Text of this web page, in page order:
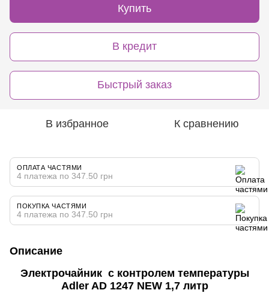
Купить
В кредит
Быстрый заказ
В избранное К сравнению
ОПЛАТА ЧАСТЯМИ
4 платежа по 347.50 грн
ПОКУПКА ЧАСТЯМИ
4 платежа по 347.50 грн
Описание
Электрочайник с контролем температуры
Adler AD 1247 NEW 1,7 литр